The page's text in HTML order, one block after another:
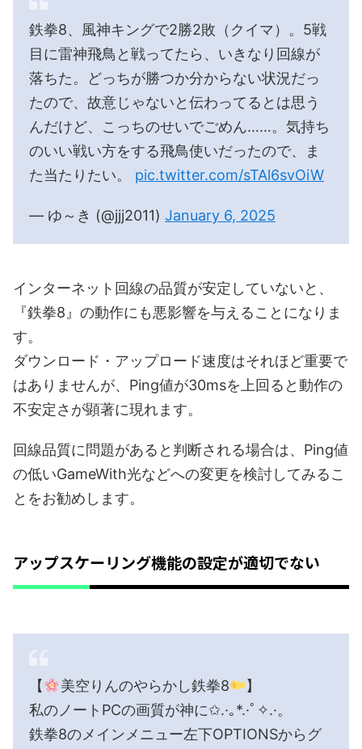
鉄拳8、風神キングで2勝2敗（クイマ）。5戦
目に雷神飛鳥と戦ってたら、いきなり回線が
落ちた。どっちが勝つか分からない状況だっ
たので、故意じゃないと伝わってるとは思う
んだけど、こっちのせいでごめん……。気持ち
のいい戦い方をする飛鳥使いだったので、ま
た当たりたい。 pic.twitter.com/sTAl6svOiW
— ゆ～き (@jjj2011) January 6, 2025
インターネット回線の品質が安定していないと、
『鉄拳8』の動作にも悪影響を与えることになりま
す。
ダウンロード・アップロード速度はそれほど重要で
はありませんが、Ping値が30msを上回ると動作の
不安定さが顕著に現れます。
回線品質に問題があると判断される場合は、Ping値
の低いGameWith光などへの変更を検討してみるこ
とをお勧めします。
アップスケーリング機能の設定が適切でない
【 美空りんのやらかし鉄拳8
】
私のノートPCの画質が神に✩.·｡*.·ﾟ✧.·。
鉄拳8のメインメニュー左下OPTIONSからグ